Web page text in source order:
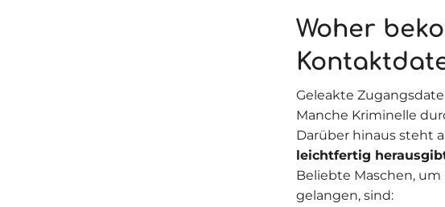
Woher
Geleakte
Manche Kriminelle
Darüber hinaus steht
leichtfertig
Beliebte Maschen,
gelangen, sind: